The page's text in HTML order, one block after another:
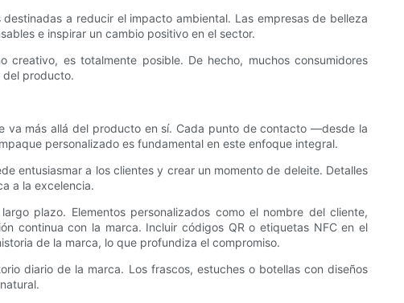
a reducir el impacto ambiental. Las empresas de belleza
e inspirar un cambio positivo en el sector.
es totalmente posible. De hecho, muchos consumidores
del producto.
va más allá del producto en sí. Cada punto de contacto —desde la
personalizado es fundamental en este enfoque integral.
entusiasmar a los clientes y crear un momento de deleite. Detalles
a la excelencia.
plazo. Elementos personalizados como el nombre del cliente,
continua con la marca. Incluir códigos QR o etiquetas NFC en el
de la marca, lo que profundiza el compromiso.
diario de la marca. Los frascos, estuches o botellas con diseños